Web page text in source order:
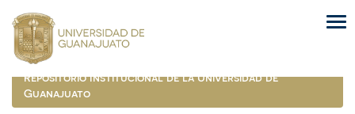
navigation
Repositorio Institucional de la Universidad de
Guanajuato